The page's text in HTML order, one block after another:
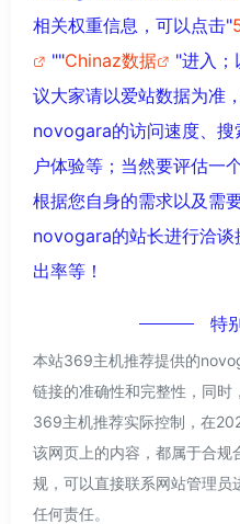
相关权重信息，可以点击"
""Chinaz数据
"进入；
议大家请以爱站数据为准
novogara的访问速度、搜
户体验等；当然要评估一
根据您自身的需求以及需
novogara的站长进行洽谈
出率等！
特
本站369主机推荐提供的
链接的准确性和完整性，同时
369主机推荐实际控制，在
该网页上的内容，都属于合规
规，可以直接联系网站管理
任何责任。